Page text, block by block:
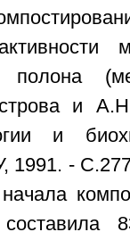
полона
и
и
1991. -
составила